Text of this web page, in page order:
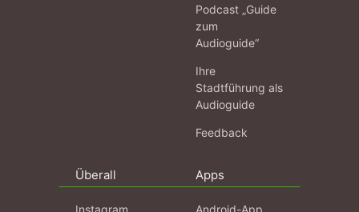
Podcast „Guide
zum
Audioguide“
Ihre
Stadtführung als
Audioguide
Feedback
Überall
Instagram
Apps
Android-App